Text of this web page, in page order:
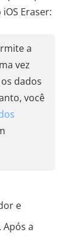
Eraser:
a
vez
dados
você
e
Após a